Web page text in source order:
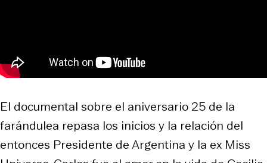
El documental sobre el aniversario 25 de la
farándulea repasa los inicios y la relación del
entonces Presidente de Argentina y la ex Miss